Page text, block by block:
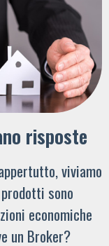
risposte
viviamo
sono
economiche
un Broker?